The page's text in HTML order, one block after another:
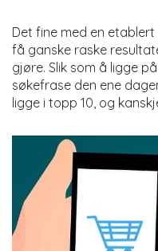
Det fine med en
få ganske raske
gjøre. Slik som å ligge
søkefrase den ene
ligge i topp 10, og